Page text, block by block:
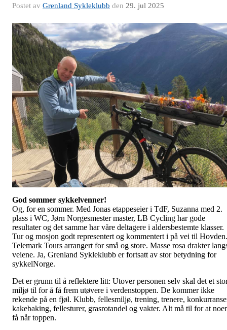
Postet av Grenland Sykleklubb den 29. jul 2025
God sommer sykkelvenner!
Og, for en sommer. Med Jonas etappeseier i TdF, Suzanna med 2.
plass i WC, Jørn Norgesmester master, LB Cycling har gode
resultater og det samme har våre deltagere i aldersbestemte klasser.
Tur og mosjon godt representert og kommentert i på vei til Hovden.
Telemark Tours arrangert for små og store. Masse rosa drakter
veiene. Ja, Grenland Sykleklubb er fortsatt av stor betydning for
sykkelNorge.
Det er grunn til å reflektere litt: Utover personen selv skal det et
miljø til for å få frem utøvere i verdenstoppen. De kommer ikke
rekende på en fjøl. Klubb, fellesmiljø, trening, trenere,
kakebaking, fellesturer, grasrotandel og vakter. Alt må til for at
få når toppen.